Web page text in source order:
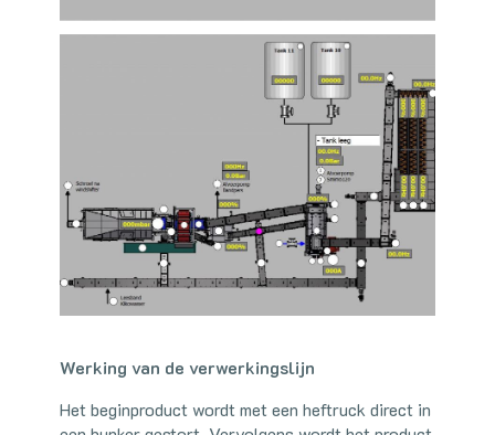
Werking van de verwerkingslijn
Het beginproduct wordt met een heftruck direct in